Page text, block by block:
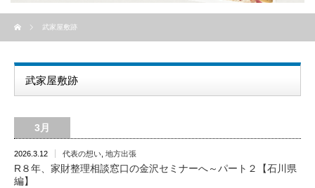
武家屋敷跡
武家屋敷跡
3月
2026.3.12 代表の想い 地方出張
R８年、家財整理相談窓口の金沢セミナーへ～パート２【石川県
編】